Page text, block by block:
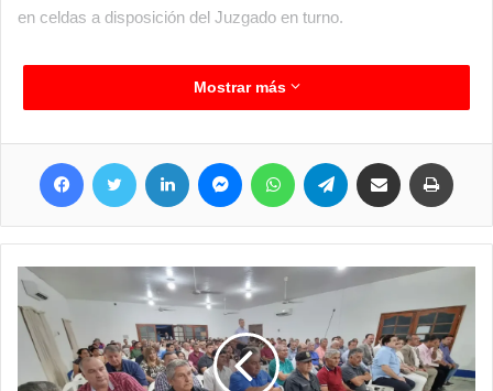
en celdas a disposición del Juzgado en turno.
Mostrar más
Facebook Twitter LinkedIn MessengerWhatsApp Telegram Compartir por correo electrónico